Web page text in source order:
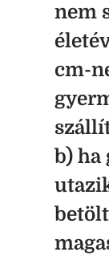
nem
cm-
b) ha